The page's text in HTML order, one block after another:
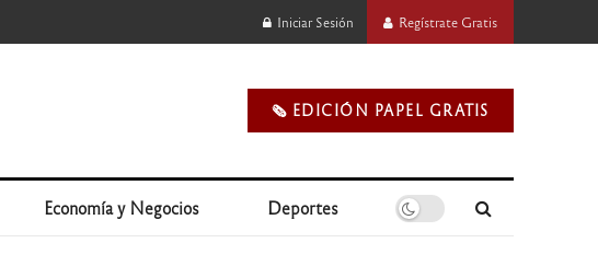
Iniciar Sesión Regístrate Gratis
🗞️ EDICIÓN PAPEL GRATIS
Economía y Negocios Deportes